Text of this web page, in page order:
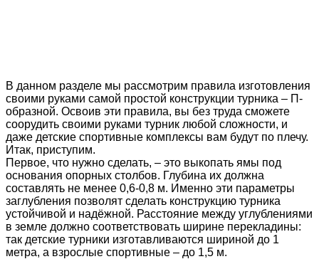
В данном разделе мы рассмотрим правила изготовления
своими руками самой простой конструкции турника – П-
образной. Освоив эти правила, вы без труда сможете
соорудить своими руками турник любой сложности, и
даже детские спортивные комплексы вам будут по плечу.
Итак, приступим.
Первое, что нужно сделать, – это выкопать ямы под
основания опорных столбов. Глубина их должна
составлять не менее 0,6-0,8 м. Именно эти параметры
заглубления позволят сделать конструкцию турника
устойчивой и надёжной. Расстояние между углублениями
в земле должно соответствовать ширине перекладины:
так детские турники изготавливаются шириной до 1
метра, а взрослые спортивные – до 1,5 м.